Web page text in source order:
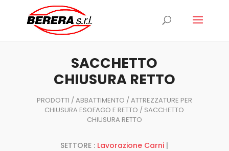
prodotti
SACCHETTO
CHIUSURA RETTO
PRODOTTI /ABBATTIMENTO /ATTREZZATURE PER
CHIUSURA ESOFAGO E RETTO / SACCHETTO
CHIUSURA RETTO
SETTORE : Lavorazione Carni |